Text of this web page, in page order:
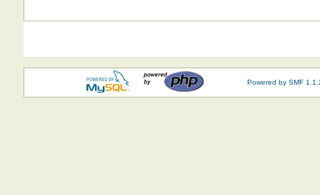
Powered by SMF